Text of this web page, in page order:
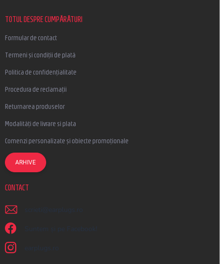
TOTUL DESPRE CUMPĂRĂTURI
Formular de contact
Termeni și condiții de plată
Politica de confidențialitate
Procedura de reclamații
Returnarea produselor
Modalități de livrare si plata
Comenzi personalizate și obiecte promoționale
ARHIVE
CONTACT
scrieti @ earplugs.ro
Suntem și pe Facebook!
earplugs.ro